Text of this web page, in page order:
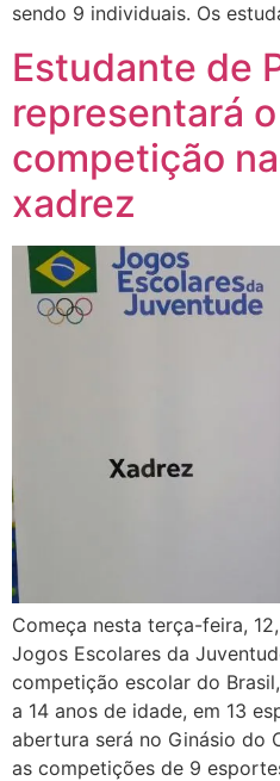
sendo 9 individuais. Os
Estudante de
representará
competição
xadrez
Começa nesta terça-feira,
Jogos Escolares da
competição escolar do
a 14 anos de idade, em 13
abertura será no Ginásio do
as competições de 9